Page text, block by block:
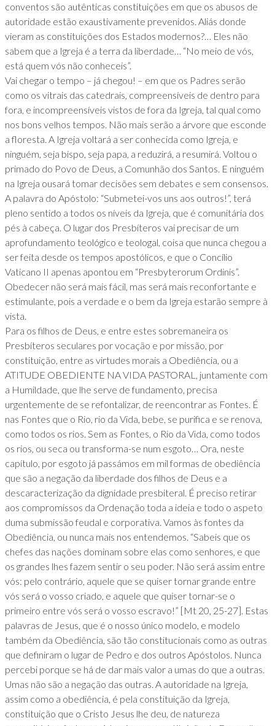
conventos são autênticas constituições em que os abusos de
autoridade estão exaustivamente prevenidos. Aliás donde
vieram as constituições dos Estados modernos?… Eles não
sabem que a Igreja é a terra da liberdade… “No meio de vós,
está quem vós não conheceis”.
Vai chegar o tempo – já chegou! – em que os Padres serão
como os vitrais das catedrais, compreensíveis de dentro para
fora, e incompreensíveis vistos de fora da Igreja, tal qual como
nos bons velhos tempos. Não mais serão a árvore que esconde
a floresta. A Igreja voltará a ser conhecida como Igreja, e
ninguém, seja bispo, seja papa, a reduzirá, a resumirá. Voltou o
primado do Povo de Deus, a Comunhão dos Santos. E ninguém
na Igreja ousará tomar decisões sem debates e sem consensos.
A palavra do Apóstolo: “Submetei-vos uns aos outros!”, terá
pleno sentido a todos os níveis da Igreja, que é comunitária dos
pés à cabeça. O lugar dos Presbíteros vai precisar de um
aprofundamento teológico e teologal, coisa que nunca chegou a
ser feita desde os tempos apostólicos, e que o Concílio
Vaticano II apenas apontou em “Presbyterorum Ordinis”.
Obedecer não será mais fácil, mas será mais reconfortante e
estimulante, pois a verdade e o bem da Igreja estarão sempre à
vista.
Para os filhos de Deus, e entre estes sobremaneira os
Presbíteros seculares por vocação e por missão, por
constituição, entre as virtudes morais a Obediência, ou a
ATITUDE OBEDIENTE NA VIDA PASTORAL, juntamente com
a Humildade, que lhe serve de fundamento, precisa
urgentemente de se refontalizar, de reencontrar as Fontes. É
nas Fontes que o Rio, rio da Vida, bebe, se purifica e se renova,
como todos os rios. Sem as Fontes, o Rio da Vida, como todos
os rios, ou seca ou transforma-se num esgoto… Ora, neste
capítulo, por esgoto já passámos em mil formas de obediência
que são a negação da liberdade dos filhos de Deus e a
descaracterização da dignidade presbiteral. É preciso retirar
aos compromissos da Ordenação toda a ideia e todo o aspeto
duma submissão feudal e corporativa. Vamos às fontes da
Obediência, ou nunca mais nos entendemos. “Sabeis que os
chefes das nações dominam sobre elas como senhores, e que
os grandes lhes fazem sentir o seu poder. Não será assim entre
vós: pelo contrário, aquele que se quiser tornar grande entre
vós será o vosso criado, e aquele que quiser tornar-se o
primeiro entre vós será o vosso escravo!” [Mt 20, 25-27]. Estas
palavras de Jesus, que é o nosso único modelo, e modelo
também da Obediência, são tão constitucionais como as outras
que definiram o lugar de Pedro e dos outros Apóstolos. Nunca
percebi porque se há de dar mais valor a umas do que a outras.
Umas não são a negação das outras. A autoridade na Igreja,
assim como a obediência, é pela constituição da Igreja,
constituição que o Cristo Jesus lhe deu, de natureza